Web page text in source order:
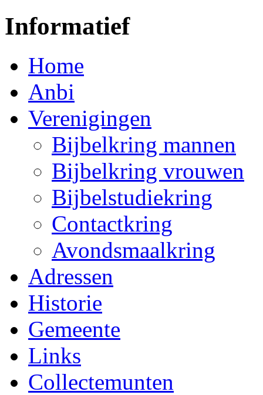
Informatief
Home
Anbi
Verenigingen
Bijbelkring mannen
Bijbelkring vrouwen
Bijbelstudiekring
Contactkring
Avondsmaalkring
Adressen
Historie
Gemeente
Links
Collectemunten